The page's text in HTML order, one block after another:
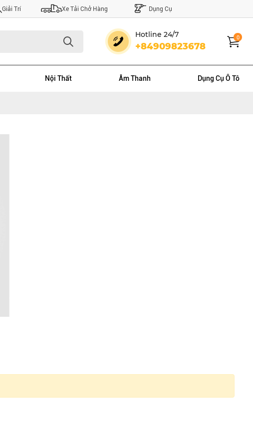
Giải Trí Xe Tải Chở Hàng Dụng Cụ
Hotline 24/7
+84909823678
0
Nội Thất Âm Thanh Dụng Cụ Ô Tô